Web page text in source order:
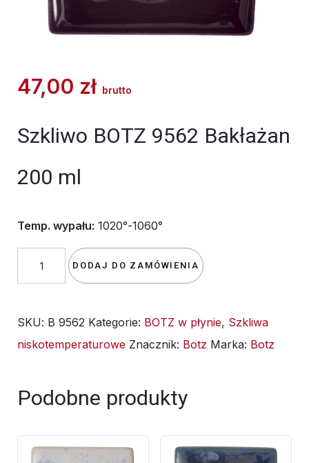
47,00 zł brutto
Szkliwo BOTZ 9562 Bakłażan
200 ml
Temp. wypału: 1020°-1060°
Szkliwo
9562
Bakłażan
ml
DODAJ DO ZAMÓWIENIA
SKU: B 9562 Kategorie: BOTZ w płynie, Szkliwa
niskotemperaturowe Znacznik: Botz Marka: Botz
Podobne produkty